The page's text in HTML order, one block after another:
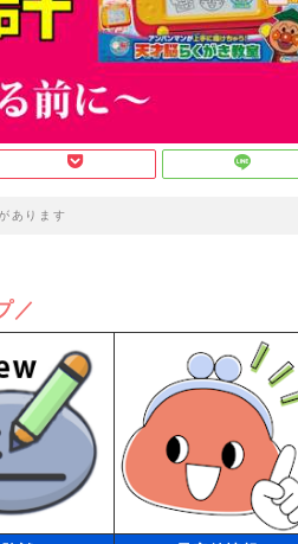
あります
／